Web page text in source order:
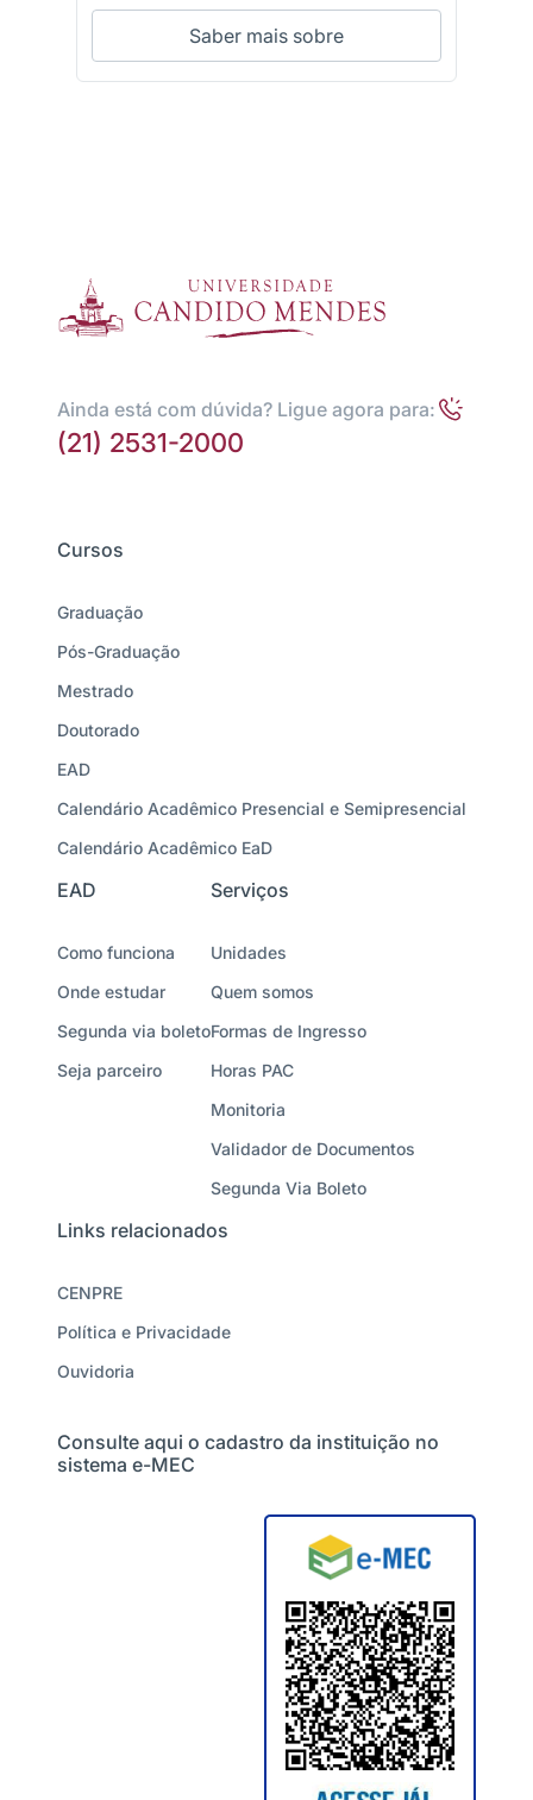
Saber mais sobre
Ainda está com dúvida? Ligue agora para:
(21) 2531-2000
Cursos
Graduação
Pós-Graduação
Mestrado
Doutorado
EAD
Calendário Acadêmico Presencial e Semipresencial
Calendário Acadêmico EaD
EAD
Como funciona
Onde estudar
Segunda via boleto
Seja parceiro
Serviços
Unidades
Quem somos
Formas de Ingresso
Horas PAC
Monitoria
Validador de Documentos
Segunda Via Boleto
Links relacionados
CENPRE
Política e Privacidade
Ouvidoria
Consulte aqui o cadastro da instituição no
sistema e-MEC